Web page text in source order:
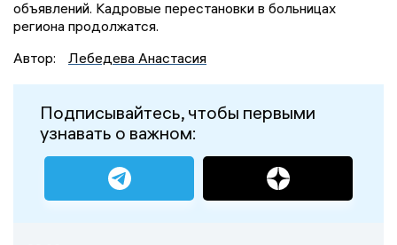
объявлений. Кадровые перестановки в больницах
региона продолжатся.
Автор:
Лебедева Анастасия
Подписывайтесь, чтобы первыми
узнавать о важном: